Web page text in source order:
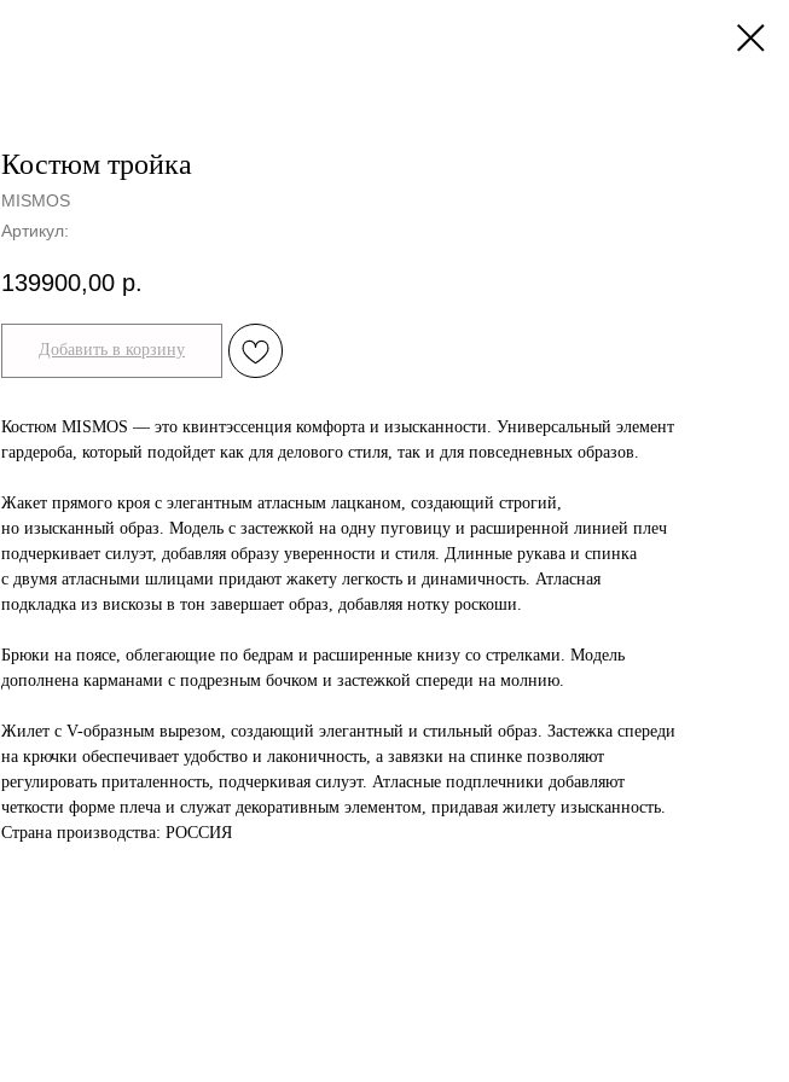
Костюм тройка
MISMOS
Артикул:
139900,00 р.
Добавить в корзину
Костюм MISMOS — это квинтэссенция комфорта и изысканности. Универсальный элемент
гардероба, который подойдет как для делового стиля, так и для повседневных образов.
Жакет прямого кроя с элегантным атласным лацканом, создающий строгий,
но изысканный образ. Модель с застежкой на одну пуговицу и расширенной линией плеч
подчеркивает силуэт, добавляя образу уверенности и стиля. Длинные рукава и спинка
с двумя атласными шлицами придают жакету легкость и динамичность. Атласная
подкладка из вискозы в тон завершает образ, добавляя нотку роскоши.
Брюки на поясе, облегающие по бедрам и расширенные книзу со стрелками. Модель
дополнена карманами с подрезным бочком и застежкой спереди на молнию.
Жилет с V-образным вырезом, создающий элегантный и стильный образ. Застежка спереди
на крючки обеспечивает удобство и лаконичность, а завязки на спинке позволяют
регулировать приталенность, подчеркивая силуэт. Атласные подплечники добавляют
четкости форме плеча и служат декоративным элементом, придавая жилету изысканность.
Страна производства: РОССИЯ